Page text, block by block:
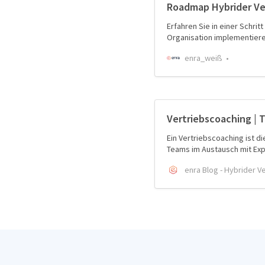
Roadmap Hybrider
Erfahren Sie in einer
Organisation
enra_weiß
Vertriebscoaching |
Ein Vertriebscoaching ist
Teams im Austausch mit
enra Blog - Hybrider